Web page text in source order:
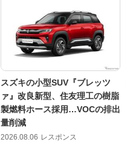
スズキの小型SUV『ブレッツ
ァ』改良新型、住友理工の樹脂
製燃料ホース採用…VOCの排出
量削減
2026.08.06 レスポンス